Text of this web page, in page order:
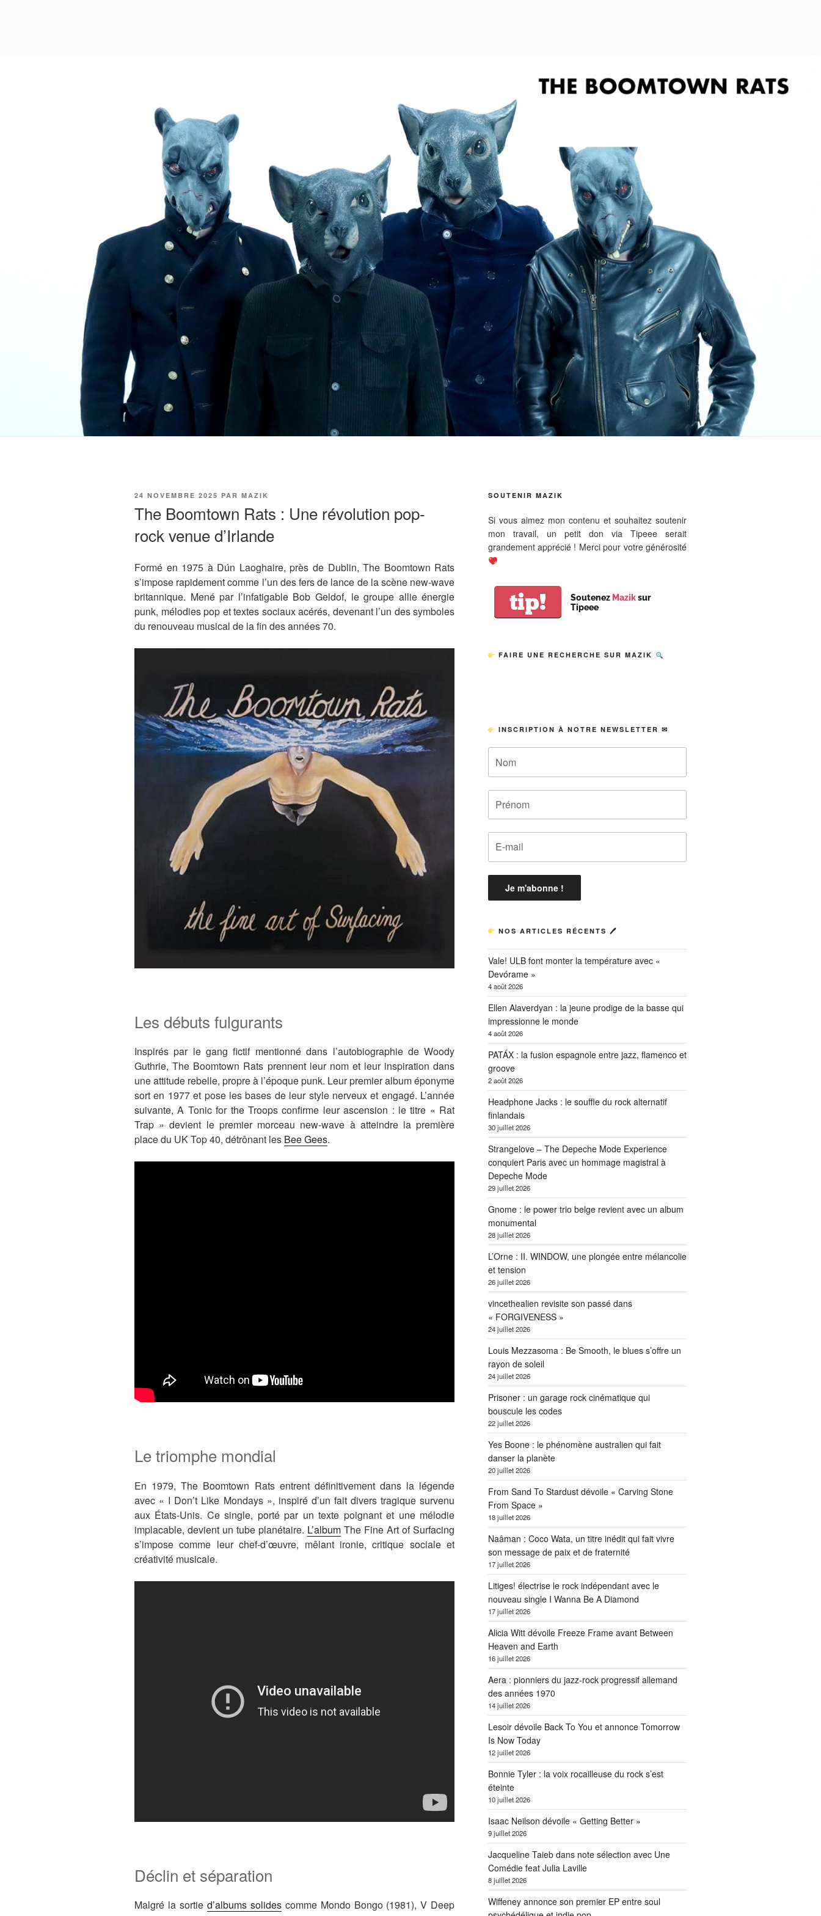
PUBLIÉ
24 NOVEMBRE 2025 PAR MAZIK
The Boomtown Rats : Une révolution pop-
rock venue d’Irlande
Formé en 1975 à Dún Laoghaire, près de Dublin, The Boomtown Rats
s’impose rapidement comme l’un des fers de lance de la scène new-wave
britannique. Mené par l’infatigable Bob Geldof, le groupe allie énergie
punk, mélodies pop et textes sociaux acérés, devenant l’un des symboles
du renouveau musical de la fin des années 70.
Les débuts fulgurants
Inspirés par le gang fictif mentionné dans l’autobiographie de Woody
Guthrie, The Boomtown Rats prennent leur nom et leur inspiration dans
une attitude rebelle, propre à l’époque punk. Leur premier album éponyme
sort en 1977 et pose les bases de leur style nerveux et engagé. L’année
suivante, A Tonic for the Troops confirme leur ascension : le titre « Rat
Trap » devient le premier morceau new-wave à atteindre la première
place du UK Top 40, détrônant les Bee Gees.
Le triomphe mondial
En 1979, The Boomtown Rats entrent définitivement dans la légende
avec « I Don’t Like Mondays », inspiré d’un fait divers tragique survenu
aux États-Unis. Ce single, porté par un texte poignant et une mélodie
implacable, devient un tube planétaire. L’album The Fine Art of Surfacing
s’impose comme leur chef-d’œuvre, mêlant ironie, critique sociale et
créativité musicale.
Déclin et séparation
Malgré la sortie d’albums solidescomme Mondo Bongo (1981), V Deep
SOUTENIR MAZIK
Si vous aimez mon contenu et souhaitez soutenir
mon travail, un petit don via Tipeee serait
grandement apprécié ! Merci pour votre générosité
tip! Soutenez Maziksur
Tipeee
FAIRE UNE RECHERCHE SUR MAZIK
INSCRIPTION À NOTRE NEWSLETTER ✉
NOS ARTICLES RÉCENTS 🖊
Vale! ULB font monter la température avec «
Devórame »
4 août 2026
Ellen Alaverdyan : la jeune prodige de la basse qui
impressionne le monde
4 août 2026
PATÁX : la fusion espagnole entre jazz, flamenco et
groove
2 août 2026
Headphone Jacks : le souffle du rock alternatif
finlandais
30 juillet 2026
Strangelove – The Depeche Mode Experience
conquiert Paris avec un hommage magistral à
Depeche Mode
29 juillet 2026
Gnome : le power trio belge revient avec un album
monumental
28 juillet 2026
L’Orne : II. WINDOW, une plongée entre mélancolie
et tension
26 juillet 2026
vincethealien revisite son passé dans
« FORGIVENESS »
24 juillet 2026
Louis Mezzasoma : Be Smooth, le blues s’offre un
rayon de soleil
24 juillet 2026
Prisoner : un garage rock cinématique qui
bouscule les codes
22 juillet 2026
Yes Boone : le phénomène australien qui fait
danser la planète
20 juillet 2026
From Sand To Stardust dévoile « Carving Stone
From Space »
18 juillet 2026
Naâman : Coco Wata, un titre inédit qui fait vivre
son message de paix et de fraternité
17 juillet 2026
Litiges! électrise le rock indépendant avec le
nouveau single I Wanna Be A Diamond
17 juillet 2026
Alicia Witt dévoile Freeze Frame avant Between
Heaven and Earth
16 juillet 2026
Aera : pionniers du jazz-rock progressif allemand
des années 1970
14 juillet 2026
Lesoir dévoile Back To You et annonce Tomorrow
Is Now Today
12 juillet 2026
Bonnie Tyler : la voix rocailleuse du rock s’est
éteinte
10 juillet 2026
Isaac Neilson dévoile « Getting Better »
9 juillet 2026
Jacqueline Taieb dans note sélection avec Une
Comédie feat Julia Laville
8 juillet 2026
Wiffeney annonce son premier EP entre soul